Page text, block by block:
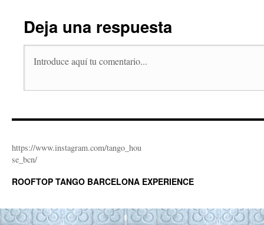
Deja una respuesta
https://www.instagram.com/tango_hou
se_bcn/
ROOFTOP TANGO BARCELONA EXPERIENCE